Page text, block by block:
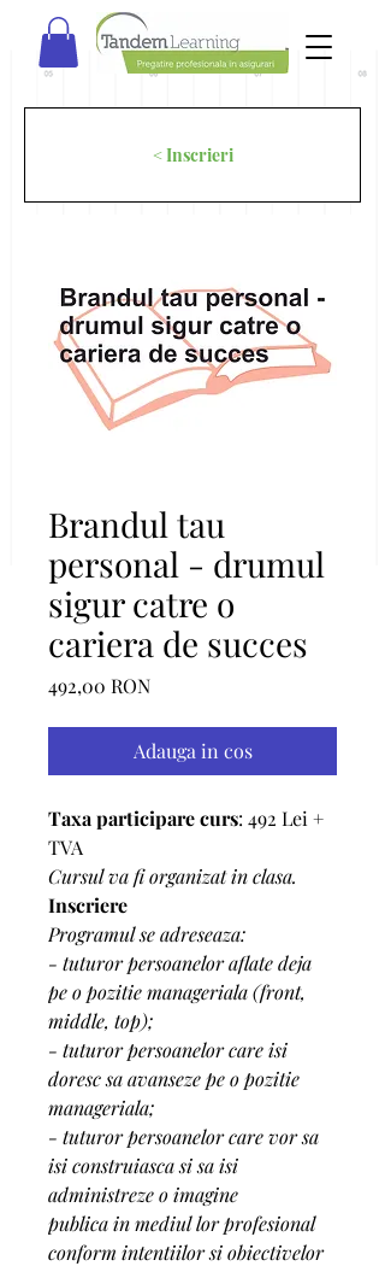
< Inscrieri
Brandul tau
personal - drumul
sigur catre o
cariera de succes
492,00 RONPreț
Adauga in cos
Taxa participare curs: 492 Lei +
TVA
Cursul va fi organizat in clasa.
Inscriere
Programul se adreseaza:
- tuturor persoanelor aflate deja
pe o pozitie manageriala (front,
middle, top);
- tuturor persoanelor care isi
doresc sa avanseze pe o pozitie
manageriala;
- tuturor persoanelor care vor sa
isi construiasca si sa isi
administreze o imagine
publica in mediul lor profesional
conform intentiilor si obiectivelor